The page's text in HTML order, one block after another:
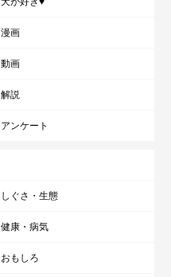
漫画
動画
解説
アンケート
しぐさ・生態
健康・病気
おもしろ